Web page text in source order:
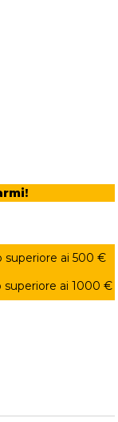
superiore ai 500 €
superiore ai 1000 €